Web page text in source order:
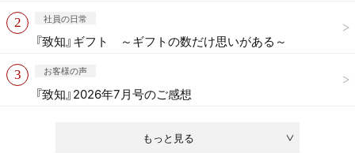
もっと見る
社員の日常
『致知』ギフト ～ギフトの数だけ思いがある～
お客様の声
『致知』2026年7月号のご感想